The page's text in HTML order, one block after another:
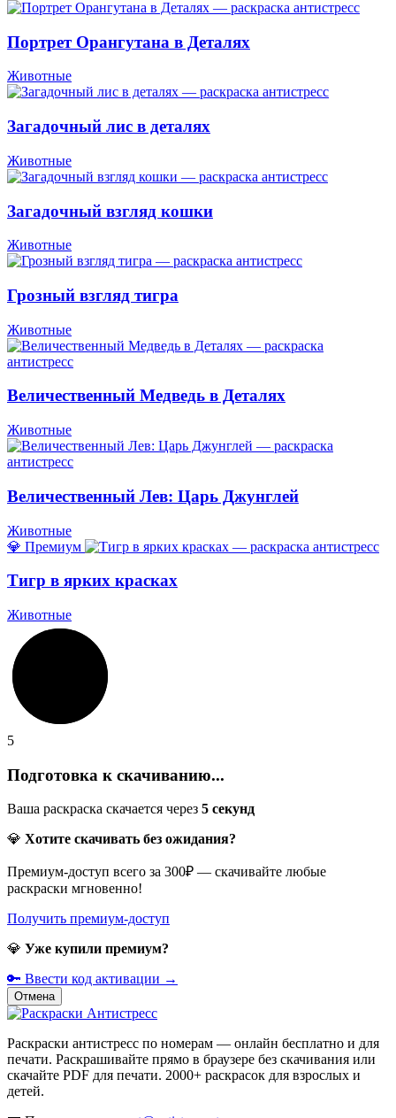
Портрет Орангутана в Деталях
Животные
Загадочный лис в деталях
Животные
Загадочный взгляд кошки
Животные
Грозный взгляд тигра
Животные
Величественный Медведь в Деталях
Животные
Величественный Лев: Царь Джунглей
Животные
💎 Премиум
Тигр в ярких красках
Животные
5
Подготовка к скачиванию...
Ваша раскраска скачается через 5 секунд
💎 Хотите скачивать без ожидания?
Премиум-доступ всего за 300₽ — скачивайте любые
раскраски мгновенно!
Получить премиум-доступ
💎 Уже купили премиум?
🔑 Ввести код активации →
Отмена
Раскраски антистресс по номерам — онлайн бесплатно и для
печати. Раскрашивайте прямо в браузере без скачивания или
скачайте PDF для печати. 2000+ раскрасок для взрослых и
детей.